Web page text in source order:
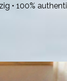
• 100%